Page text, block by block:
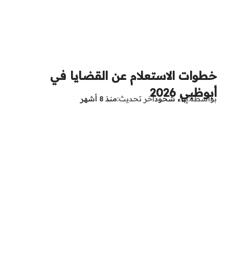
خطوات الاستعلام عن القضايا في
أبوظبي 2026
بواسطةإباء شحودآخر تحديث منذ 8 أشهر